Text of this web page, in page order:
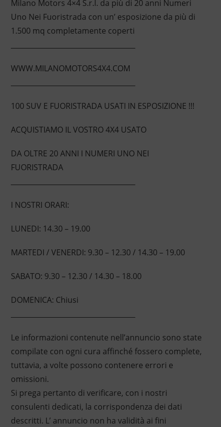
Milano Motors 4×4 S.r.l. da più di 20 anni Numeri
Uno Nei Fuoristrada con un’ esposizione da più di
1.500 mq completamente coperti
WWW.MILANOMOTORS4X4.COM
100 SUV E FUORISTRADA USATI IN ESPOSIZIONE !!!
ACQUISTIAMO IL VOSTRO 4X4 USATO
DA OLTRE 20 ANNI I NUMERI UNO NEI
FUORISTRADA
I NOSTRI ORARI:
LUNEDI: 14.30 – 19.00
MARTEDI / VENERDI: 9.30 – 12.30 / 14.30 – 19.00
SABATO: 9.30 – 12.30 / 14.30 – 18.00
DOMENICA: Chiusi
Le informazioni contenute nell’annuncio sono state
compilate con ogni cura affinché fossero complete,
tuttavia, a volte possono contenere errori e
omissioni.
Si prega pertanto di verificare, con i nostri
consulenti dedicati, la corrispondenza dei dati
descritti. L’ annuncio non ha validità ai fini